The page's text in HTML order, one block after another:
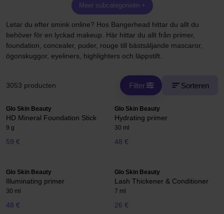
Meer subcategorieën +
Letar du efter smink online? Hos Bangerhead hittar du allt du
behöver för en lyckad makeup. Här hittar du allt från primer,
foundation, concealer, puder, rouge till bästsäljande mascaror,
ögonskuggor, eyeliners, highlighters och läppstift.
3053 producten Filter Sorteren
Glo Skin Beauty
HD Mineral Foundation Stick
9 g
59 €
Glo Skin Beauty
Hydrating primer
30 ml
48 €
Glo Skin Beauty
Illuminating primer
30 ml
48 €
Glo Skin Beauty
Lash Thickener & Conditioner
7 ml
26 €